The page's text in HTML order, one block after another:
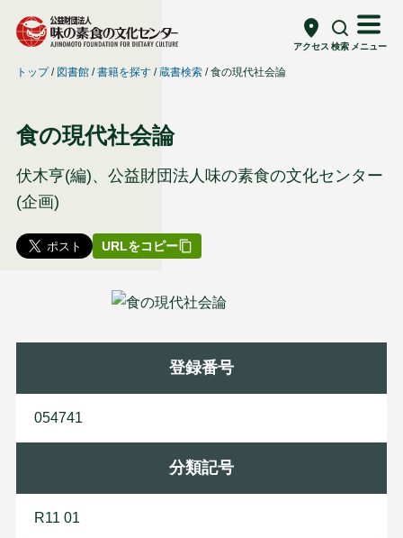
アクセス 検索 メニュー
トップ 図書館 書籍を探す 蔵書検索 食の現代社会論
食の現代社会論
伏木亨(編)、公益財団法人味の素食の文化センター
(企画)
URLをコピー
登録番号
054741
分類記号
R11 01